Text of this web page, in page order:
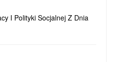
I Polityki Socjalnej Z Dnia